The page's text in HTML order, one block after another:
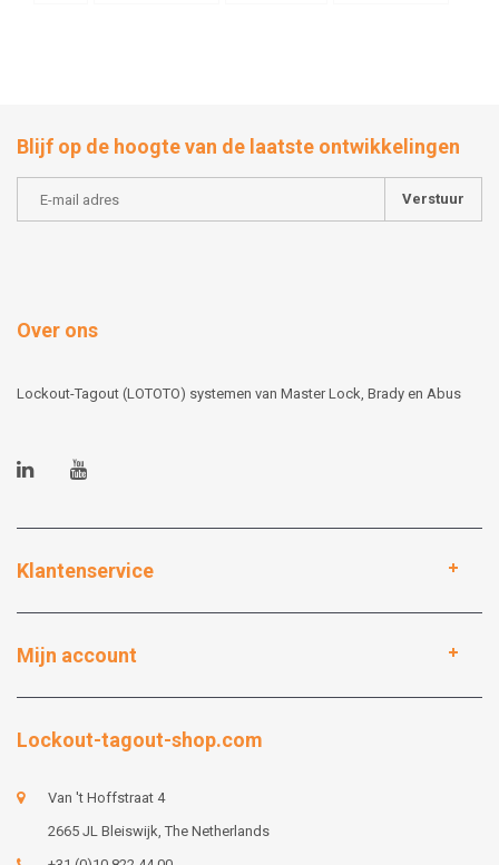
Blijf op de hoogte van de laatste ontwikkelingen
Verstuur
Over ons
Lockout-Tagout (LOTOTO) systemen van Master Lock, Brady en Abus
Klantenservice
Mijn account
Lockout-tagout-shop.com
Van 't Hoffstraat 4
2665 JL Bleiswijk, The Netherlands